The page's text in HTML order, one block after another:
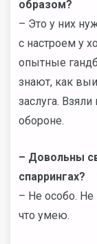
образом?
– Это у них
с настроем у
опытные
знают, как
заслуга.
обороне.
– Довольны
спаррингах?
– Не особо. Не
что умею.